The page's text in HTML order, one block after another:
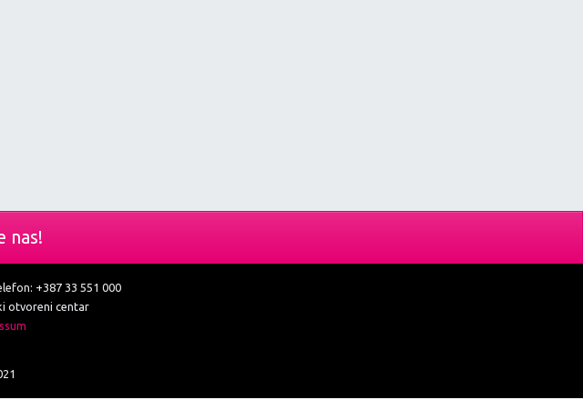
nas!
+387 33 551 000
otvoreni centar